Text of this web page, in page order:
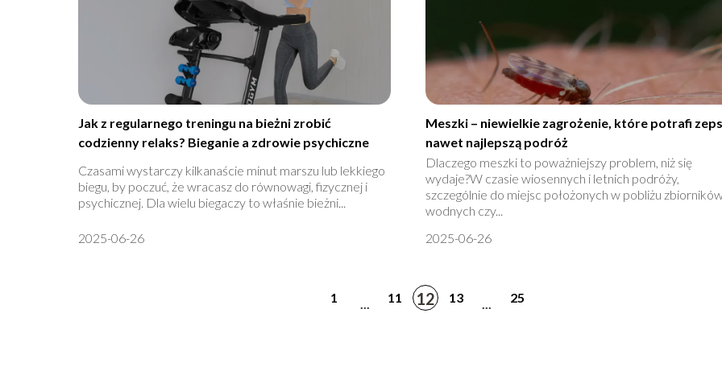
Jak z regularnego treningu na bieżni zrobić
codzienny relaks? Bieganie a zdrowie psychiczne
Czasami wystarczy kilkanaście minut marszu lub lekkiego
biegu, by poczuć, że wracasz do równowagi, fizycznej i
psychicznej. Dla wielu biegaczy to właśnie bieżni...
2025-06-26
Meszki – niewielkie zagrożenie, które potrafi
nawet najlepszą podróż
Dlaczego meszki to poważniejszy problem, niż się
wydaje?W czasie wiosennych i letnich podróży,
szczególnie do miejsc położonych w pobliżu
wodnych czy...
2025-06-26
1 ... 11 12 13 ... 25